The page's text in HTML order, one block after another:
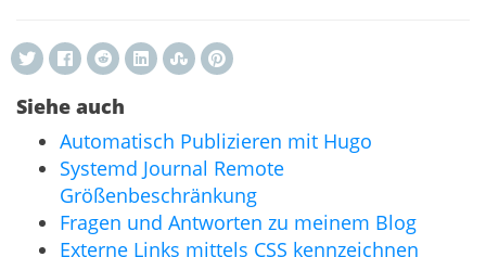
Siehe auch
Automatisch Publizieren mit Hugo
Systemd Journal Remote
Größenbeschränkung
Fragen und Antworten zu meinem Blog
Externe Links mittels CSS kennzeichnen